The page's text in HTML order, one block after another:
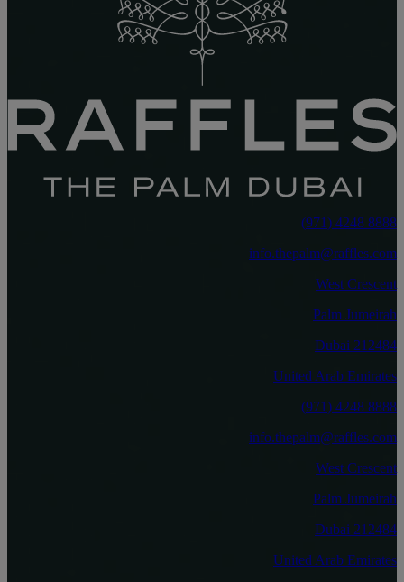
8888 4248 (971)
info.thepalm@raffles.com
West Crescent
Palm Jumeirah
212484 Dubai
United Arab Emirates
8888 4248 (971)
info.thepalm@raffles.com
West Crescent
Palm Jumeirah
212484 Dubai
United Arab Emirates